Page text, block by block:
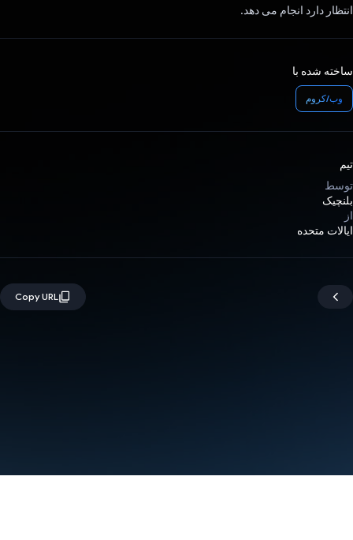
انتظار دارد انجام می دهد.
ساخته شده با
وب/کروم
تیم
توسط
بلنچیک
از
ایالات متحده